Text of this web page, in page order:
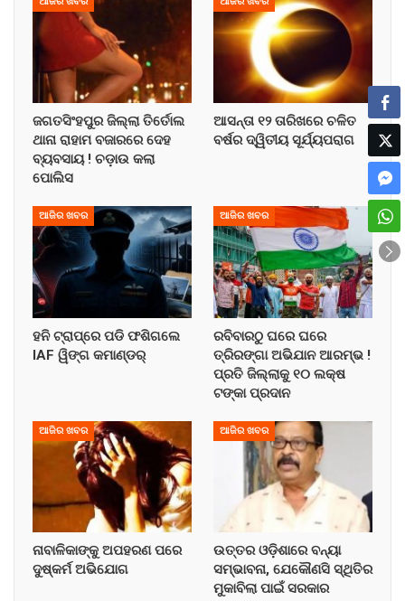
ଜଗତସିଂହପୁର ଜିଲ୍ଲା ତିର୍ତୋଲ
ଥାନା ରାହାମ ବଜାରରେ ଦେହ
ବ୍ୟବସାୟ ! ଚଡ଼ାଉ କଲା
ପୋଲିସ
ଆସନ୍ତା ୧୨ ତାରିଖରେ ଚଳିତ
ବର୍ଷର ଦ୍ୱିତୀୟ ସୂର୍ଯ୍ୟପରାଗ
ଆଜିର ଖବର
ହନି ଟ୍ରାପ୍‌ରେ ପଡି ଫଶିଗଲେ
IAF ୱିଙ୍ଗ କମାଣ୍ଡର୍
ଆଜିର ଖବର
ରବିବାରଠୁ ଘରେ ଘରେ
ତ୍ରିରଙ୍ଗା ଅଭିଯାନ ଆରମ୍ଭ !
ପ୍ରତି ଜିଲ୍ଲାକୁ ୧୦ ଲକ୍ଷ
ଟଙ୍କା ପ୍ରଦାନ
ଆଜିର ଖବର
ନାବାଳିକାଙ୍କୁ ଅପହରଣ ପରେ
ଦୁଷ୍କର୍ମ ଅଭିଯୋଗ
ଆଜିର ଖବର
ଉତ୍ତର ଓଡ଼ିଶାରେ ବନ୍ୟା
ସମ୍ଭାବନା, ଯେକୌଣସି ସ୍ଥିତିର
ମୁକାବିଲା ପାଇଁ ସରକାର